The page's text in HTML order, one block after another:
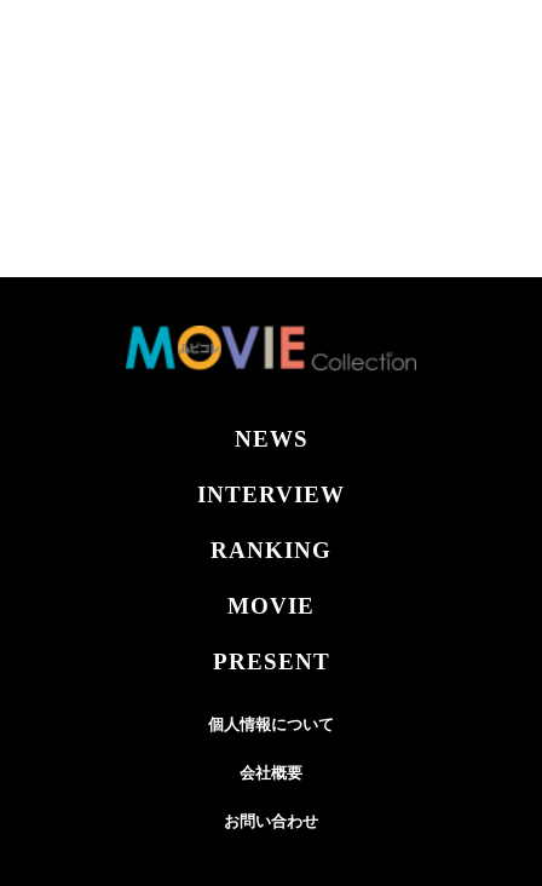
NEWS
INTERVIEW
RANKING
MOVIE
PRESENT
個人情報について
会社概要
お問い合わせ